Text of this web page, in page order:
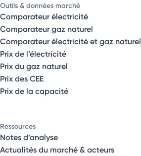
Outils & données marché
Comparateur électricité
Comparateur gaz naturel
Comparateur électricité et gaz naturel
Prix de l’électricité
Prix du gaz naturel
Prix des CEE
Prix de la capacité
Ressources
Notes d’analyse
Actualités du marché & acteurs